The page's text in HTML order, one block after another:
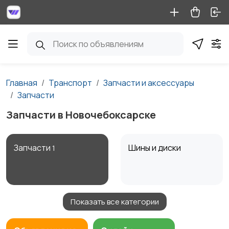
Главная Транспорт
Запчасти и аксессуары
Запчасти
Запчасти в Новочебоксарске
Запчасти 1 Шины и диски
Масла и автохимия
Автоэлектроника и
GPS
Показать все категории